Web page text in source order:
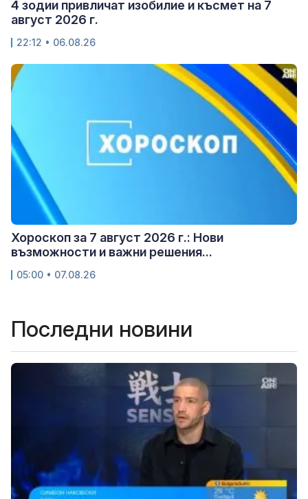
4 зодии привличат изобилие и късмет на 7
август 2026 г.
22:12 • 06.08.26
Хороскоп за 7 август 2026 г.: Нови
възможности и важни решения...
05:00 • 07.08.26
Последни новини